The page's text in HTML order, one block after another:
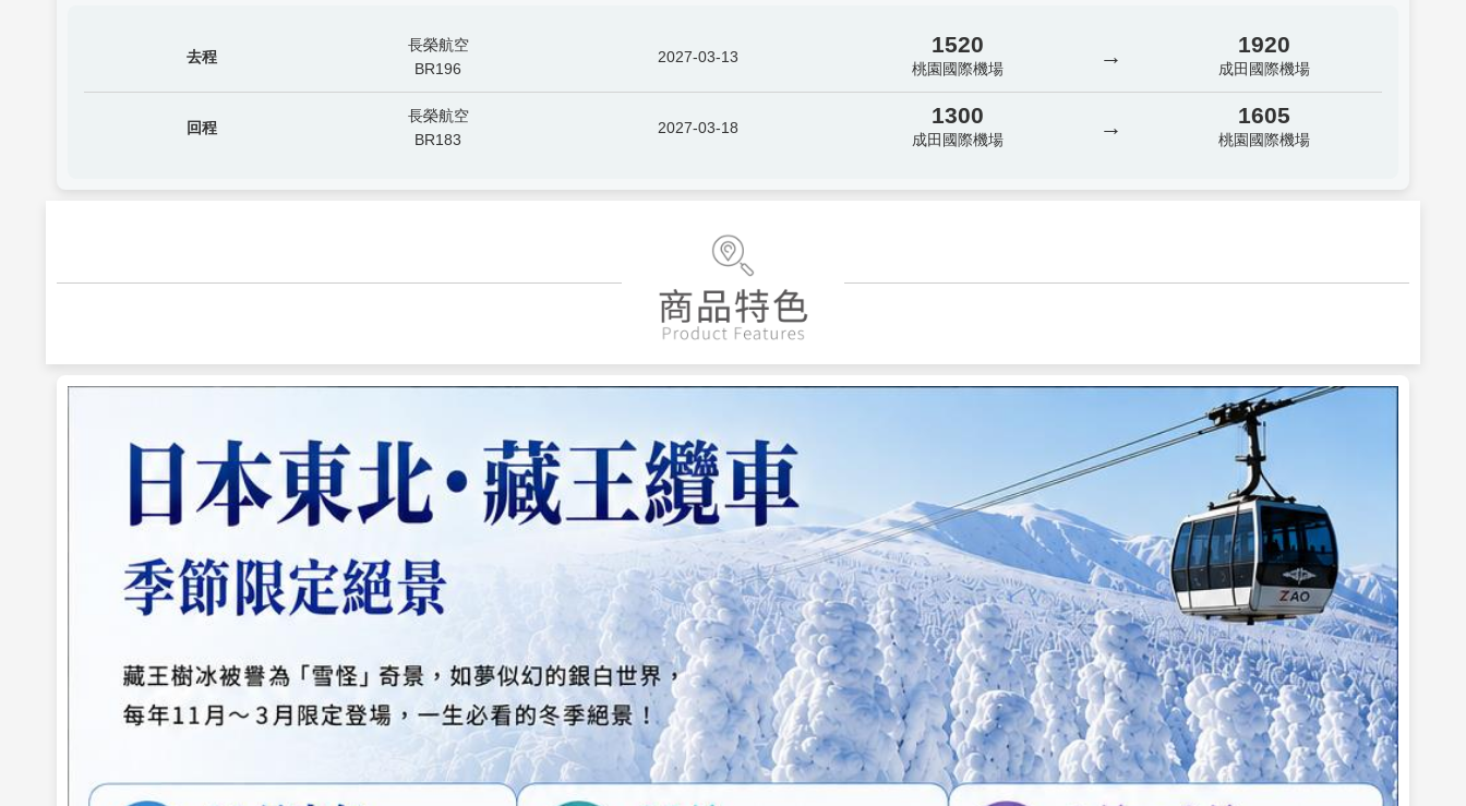
去程
長榮航空
BR196
2027-03-13 1520
桃園國際機場 → 1920
成田國際機場
回程
長榮航空
BR183
2027-03-18 1300
成田國際機場 → 1605
桃園國際機場